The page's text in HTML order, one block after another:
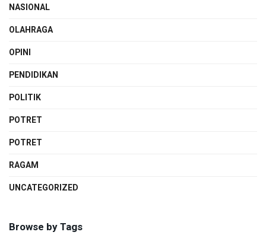
NASIONAL
OLAHRAGA
OPINI
PENDIDIKAN
POLITIK
POTRET
POTRET
RAGAM
UNCATEGORIZED
Browse by Tags